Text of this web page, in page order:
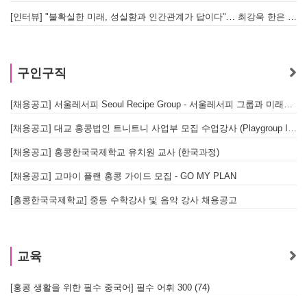
구인구직
[채용공고] 홍콩한국국제학교 유치원 교사 (한국과정)
[채용공고] 고마이 플랜 홍콩 가이드 모집 - GO MY PLAN
[홍콩한국국제학교] 중등 수학강사 및 음악 강사 채용공고
교육
[홍콩 생활을 위한 필수 중국어] 필수 어휘 300 (74)